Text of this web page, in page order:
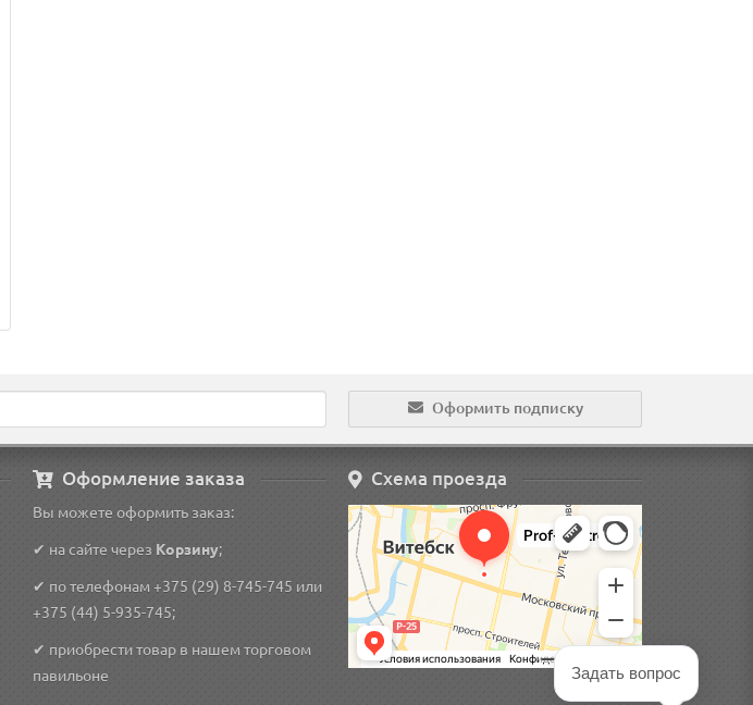
Оформить подписку
Оформление заказа
Вы можете оформить заказ:
✔ на сайте через Корзину;
✔ по телефонам+375 (29) 8-745-745 или
+375 (44) 5-935-745;
✔ приобрести товар в нашем торговом
павильоне
Схема проезда
Задать вопрос